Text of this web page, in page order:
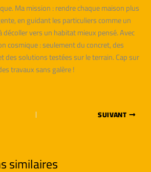
Ma mission : rendre chaque maison plus
en guidant les particuliers comme un
vers un habitat mieux pensé. Avec
cosmique : seulement du concret, des
des solutions testées sur le terrain. Cap sur
travaux sans galère !
SUIVANT
similaires